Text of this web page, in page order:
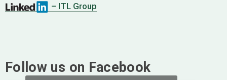
– ITL Group
Follow us on Facebook